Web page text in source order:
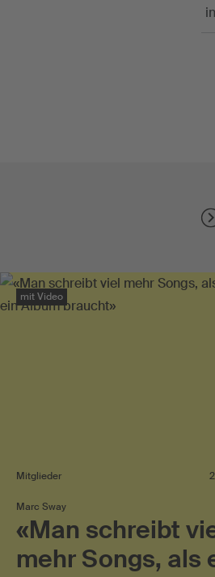
mit Video
Mitglieder
Marc Sway
«Man schreibt
mehr Songs, als